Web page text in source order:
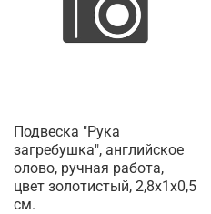
Подвеска "Рука
загребушка", английское
олово, ручная работа,
цвет золотистый, 2,8x1x0,5
см.